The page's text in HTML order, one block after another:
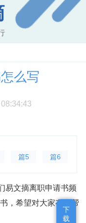
么写
篇5 篇6
易文摘离职申请书频
，希望对大家有所帮
下
载
下
载